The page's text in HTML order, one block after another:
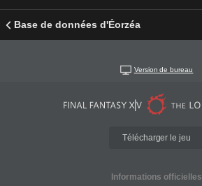
Base de données d'Éorzéa
Version de bureau
Télécharger le jeu
Informations officielles